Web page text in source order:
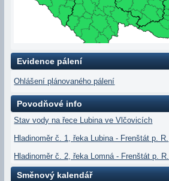
Evidence pálení
Ohlášení plánovaného pálení
Povodňové info
Stav vody na řece Lubina ve Vlčovicích
Hladinoměr č. 1, řeka Lubina - Frenštát p. R.
Hladinoměr č. 2, řeka Lomná - Frenštát p. R.
Směnový kalendář